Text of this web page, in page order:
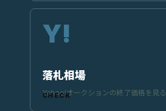
落札相場
Yahoo!オークションの終了価格を見る